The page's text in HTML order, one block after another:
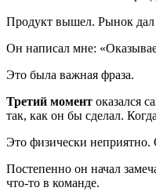
Продукт вышел. Рынок дал
Он написал мне:
Это была важная фраза.
Третий момент оказался
так, как он бы сделал.
Это физически
Постепенно он начал
что-то в команде.